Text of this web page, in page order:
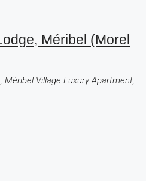
Méribel (Morel
Méribel Village Luxury Apartment,